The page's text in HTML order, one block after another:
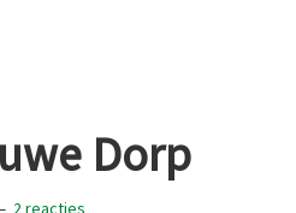
Dorp
2 reacties